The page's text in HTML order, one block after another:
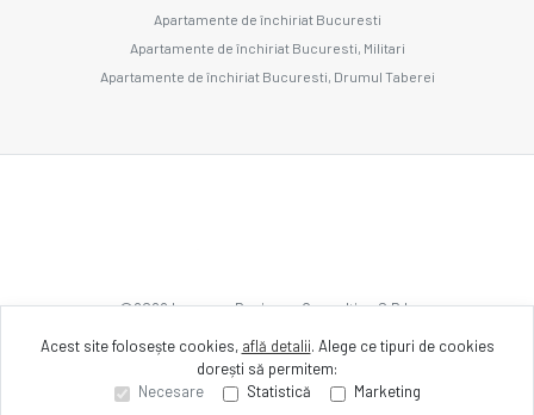
Apartamente de închiriat Bucuresti
Apartamente de închiriat Bucuresti, Militari
Apartamente de închiriat Bucuresti, Drumul Taberei
©2026Imozone Business Consulting S.R.L.
Site creat în
Acest site folosește cookies, află detalii. Alege ce tipuri de cookies
dorești să permitem:
Necesare
Statistică Marketing